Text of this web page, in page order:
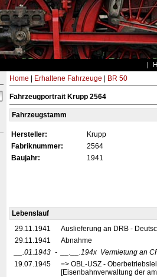
Home Erhaltene Fahrzeuge BR 50
Fahrzeugportrait Krupp 2564
Fahrzeugstamm
Hersteller:
Krupp
Fabriknummer:
2564
Baujahr:
1941
Lebenslauf
29.11.1941
Auslieferung an DRB -
29.11.1941
Abnahme
__.01.1943 - __.__.194x Vermietung an
19.07.1945
=> OBL-USZ -
[Eisenbahnverwaltung der